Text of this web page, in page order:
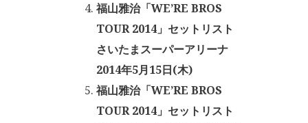
福山雅治「WE’RE BROS
TOUR 2014」セットリスト
さいたまスーパーアリーナ
2014年5月15日(木)
福山雅治「WE’RE BROS
TOUR 2014」セットリスト